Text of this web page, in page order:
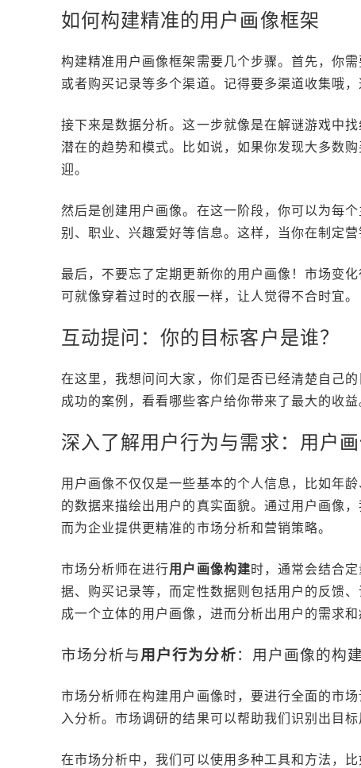
如何构建精准的用户画像框架
构建精准用户画像框架需要几个步骤。首先，你
或者购买记录等多个渠道。记得要多渠道收集哦
接下来是数据分析。这一步就像是在解谜游戏中
潜在的趋势和模式。比如说，如果你发现大多数
迎。
然后是创建用户画像。在这一阶段，你可以为每
别、职业、兴趣爱好等信息。这样，当你在制定
最后，不要忘了定期更新你的用户画像！市场变
可就像穿着过时的衣服一样，让人觉得不合时宜。
互动提问：你的目标客户是谁？
在这里，我想问问大家，你们是否已经清楚自己
成功的案例，看看哪些客户给你带来了最大的收
深入了解用户行为与需求：用户
用户画像不仅仅是一些基本的个人信息，比如年
的数据来描绘出用户的真实面貌。通过用户画像
而为企业提供更精准的市场分析和营销策略。
市场分析师在进行用户画像构建时，通常会结合
据、购买记录等，而定性数据则包括用户的反馈
成一个立体的用户画像，进而分析出用户的需求和
市场分析与用户行为分析：用户画像的构建
市场分析师在构建用户画像时，要进行全面的市
入分析。市场调研的结果可以帮助我们识别出目
在市场分析中，我们可以使用多种工具和方法，